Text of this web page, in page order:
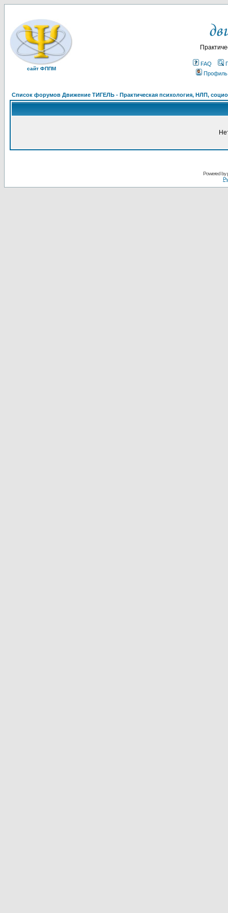
сайт ФППМ
FAQ
Профиль
Список форумов Движение ТИГЕЛЬ - Практическая психология, НЛП,
Powered by